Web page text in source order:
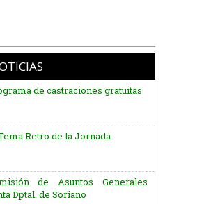
de castraciones gratuitas
Retro de la Jornada
de Asuntos Generales
Dptal. de Soriano